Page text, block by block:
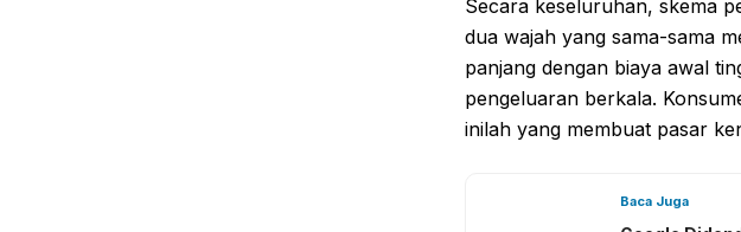
Secara keseluruhan, skema
dua wajah yang sama-sama
panjang dengan biaya awal
pengeluaran berkala.
inilah yang membuat pasar
Baca Juga